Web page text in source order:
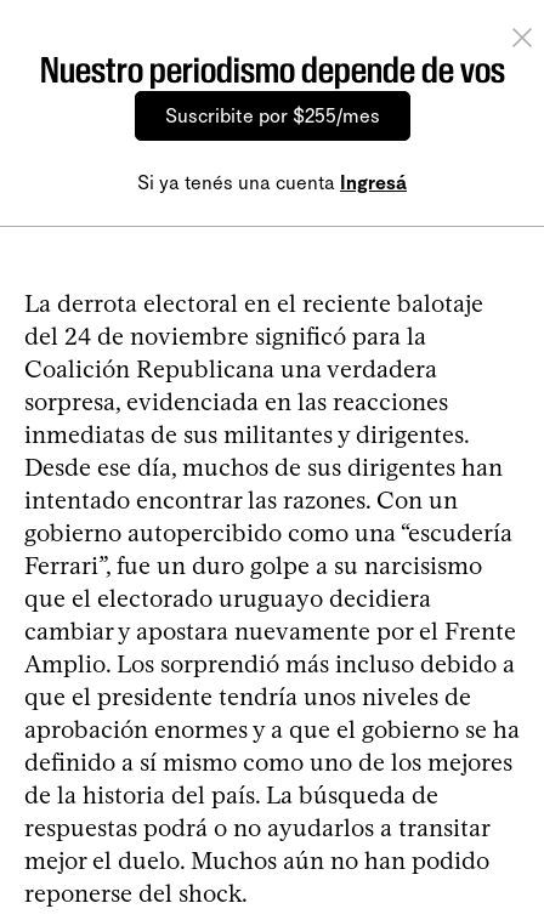
Nuestro periodismo depende de vos
Suscribite por $255/mes
Si ya tenés una cuenta Ingresá
La derrota electoral en el reciente balotaje
del 24 de noviembre significó para la
Coalición Republicana una verdadera
sorpresa, evidenciada en las reacciones
inmediatas de sus militantes y dirigentes.
Desde ese día, muchos de sus dirigentes han
intentado encontrar las razones. Con un
gobierno autopercibido como una “escudería
Ferrari”, fue un duro golpe a su narcisismo
que el electorado uruguayo decidiera
cambiar y apostara nuevamente por el Frente
Amplio. Los sorprendió más incluso debido a
que el presidente tendría unos niveles de
aprobación enormes y a que el gobierno se ha
definido a sí mismo como uno de los mejores
de la historia del país. La búsqueda de
respuestas podrá o no ayudarlos a transitar
mejor el duelo. Muchos aún no han podido
reponerse del shock.